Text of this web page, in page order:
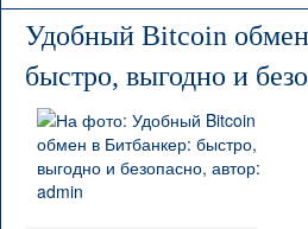
Удобный Bitcoin обмен
быстро, выгодно и